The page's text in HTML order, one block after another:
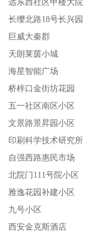
长缨北路18号长兴园
巨威大秦郡
天朗莱茵小城
海星智能广场
桥梓口金街坊花园
五一社区南区小区
文景路景昇园小区
印刷科学技术研究所
自强西路惠民市场
北院门111号院小区
雅逸花园补建小区
九号小区
西安金克斯酒店